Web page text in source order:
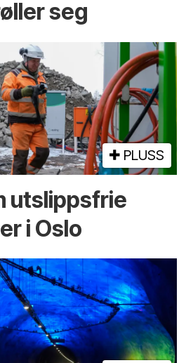
seg
PLUSS
utslippsfrie
i Oslo